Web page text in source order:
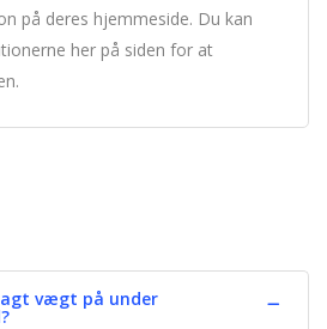
på deres hjemmeside. Du kan
her på siden for at
vægt på under